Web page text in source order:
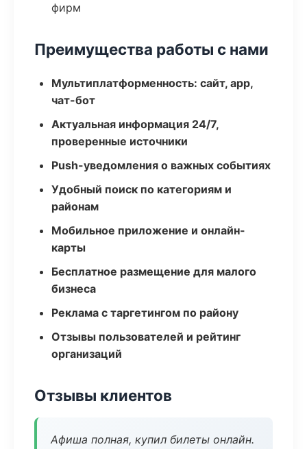
фирм
Преимущества работы с нами
Мультиплатформенность: сайт, app,
чат-бот
Актуальная информация 24/7,
проверенные источники
Push-уведомления о важных событиях
Удобный поиск по категориям и
районам
Мобильное приложение и онлайн-
карты
Бесплатное размещение для малого
бизнеса
Реклама с таргетингом по району
Отзывы пользователей и рейтинг
организаций
Отзывы клиентов
Афиша полная, купил билеты онлайн.